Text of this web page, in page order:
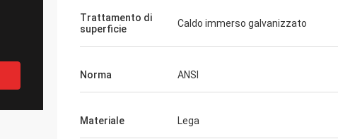
Trattamento di
superficie
Caldo immerso galvanizzato
Norma ANSI
Materiale Lega